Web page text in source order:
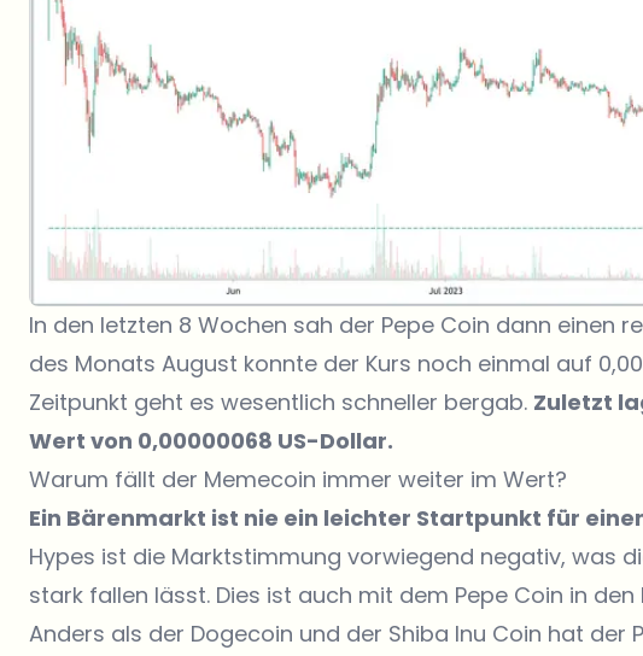
In den letzten 8 Wochen sah der Pepe Coin dann einen
des Monats August konnte der Kurs noch einmal auf
Zeitpunkt geht es wesentlich schneller bergab. Zuletzt
Wert von 0,00000068 US-Dollar.
Warum fällt der Memecoin immer weiter im Wert?
Ein Bärenmarkt ist nie ein leichter Startpunkt für
Hypes ist die Marktstimmung vorwiegend negativ, was
stark fallen lässt. Dies ist auch mit dem Pepe Coin in
Anders als der Dogecoin und der Shiba Inu Coin hat der